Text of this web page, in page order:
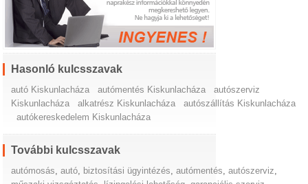
Hasonló kulcsszavak
autó Kiskunlacháza autómentés Kiskunlacháza
autószerviz
Kiskunlacháza
alkatrész Kiskunlacháza
autószállítás Kiskunlacháza
autókereskedelem Kiskunlacháza
További kulcsszavak
autómosás ,autó biztosítási ügyintézés ,autómentés ,autószerviz